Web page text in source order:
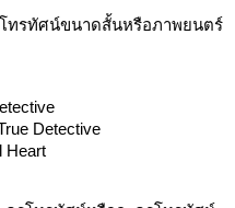
ทรทัศน์ขนาดสั้นหรือภาพยนตร์
Detective
Heart